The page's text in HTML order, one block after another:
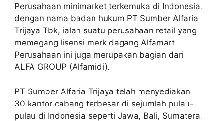
Perusahaan minimarket terkemuka di Indonesia,
dengan nama badan hukum PT Sumber Alfaria
Trijaya Tbk, ialah suatu perusahaan retail yang
memegang lisensi merk dagang Alfamart.
Perusahaan ini juga merupakan bagian dari
ALFA GROUP (Alfamidi).
PT Sumber Alfaria Trijaya telah menyediakan
30 kantor cabang terbesar di sejumlah pulau-
pulau di Indonesia seperti Jawa, Bali, Sumatera,